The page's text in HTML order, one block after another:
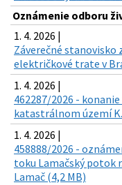
Oznámenie odboru
1. 4. 2026 |
Záverečné stanovisko
električkové trate v
1. 4. 2026 |
462287/2026 -
katastrálnom území K.
1. 4. 2026 |
458888/2026 -
toku Lamačský potok
Lamač (4,2 MB)